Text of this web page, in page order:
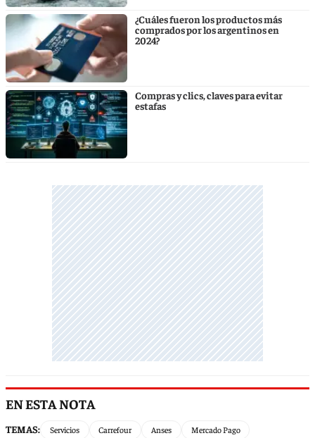
¿Cuáles fueron los productos más
comprados por los argentinos en
2024?
Compras y clics, claves para evitar
estafas
EN ESTA NOTA
TEMAS: Servicios Carrefour Anses Mercado Pago